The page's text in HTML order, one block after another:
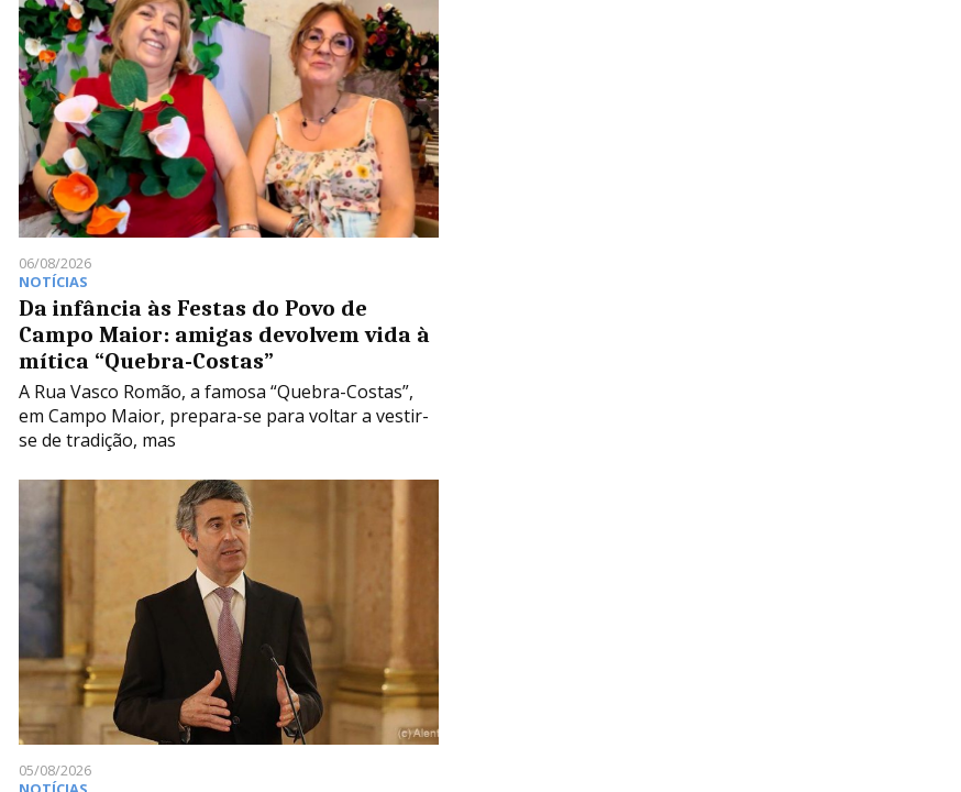
06/08/2026
NOTÍCIAS
Da infância às Festas do Povo de
Campo Maior: amigas devolvem vida à
mítica “Quebra-Costas”
A Rua Vasco Romão, a famosa “Quebra-Costas”,
em Campo Maior, prepara-se para voltar a vestir-
se de tradição, mas
05/08/2026